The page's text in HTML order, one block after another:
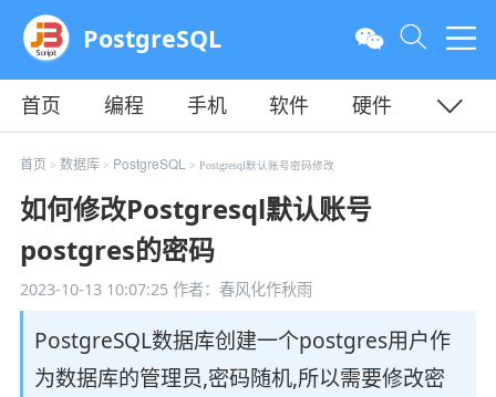
PostgreSQL
首页 编程 手机 软件
硬件
教程
平面 服务器
首页 > 数据库> PostgreSQL > Postgresql默认账号密码修改
如何修改Postgresql默认账号
postgres的密码
2023-10-13 10:07:25作者：春风化作秋雨
PostgreSQL数据库创建一个postgres用户作
为数据库的管理员,密码随机,所以需要修改密